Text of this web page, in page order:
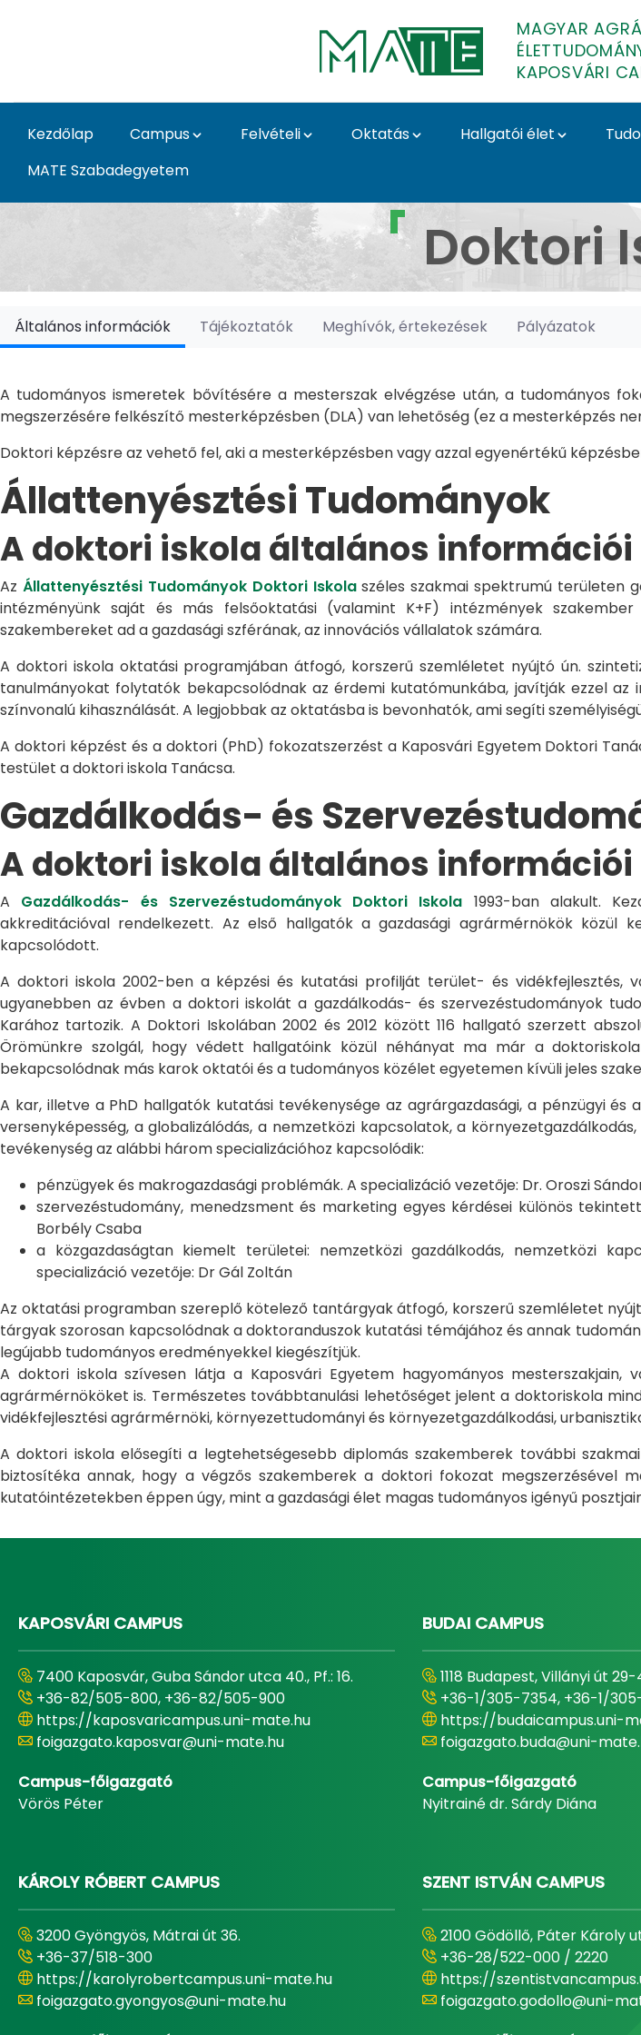
MAGYAR
KAPOSVÁRI
Kezdőlap Campus Felvételi Oktatás Hallgatói élet
MATE Szabadegyetem
Doktori Iskolák - KaposváriDoktori
Általános információk Tájékoztatók Meghívók, értekezések Pályázatok
A tudományos ismeretek bővítésére a mesterszak elvégzése után, a tudományos
megszerzésére felkészítő mesterképzésben (DLA) van lehetőség (ez a mesterképzés
Doktori képzésre az vehető fel, aki a mesterképzésben vagy azzal egyenértékű
Állattenyésztési Tudományok
A doktori iskola általános információi
Az Állattenyésztési Tudományok Doktori Iskolaszéles szakmai spektrumú területen
intézményünk saját és más felsőoktatási (valamint K+F) intézmények
szakembereket ad a gazdasági szférának, az innovációs vállalatok számára.
A doktori iskola oktatási programjában átfogó, korszerű szemléletet nyújtó ún.
tanulmányokat folytatók bekapcsolódnak az érdemi kutatómunkába, javítják ezzel
színvonalú kihasználását. A legjobbak az oktatásba is bevonhatók, ami segíti
A doktori képzést és a doktori (PhD) fokozatszerzést a Kaposvári Egyetem Doktori
testület a doktori iskola Tanácsa.
Gazdálkodás- és
A doktori iskola általános információi
A Gazdálkodás- és Szervezéstudományok Doktori Iskola 1993-ban alakult.
akkreditációval rendelkezett. Az első hallgatók a gazdasági agrármérnökök közül
kapcsolódott.
A doktori iskola 2002-ben a képzési és kutatási profilját terület- és vidékfejlesztés,
ugyanebben az évben a doktori iskolát a gazdálkodás- és szervezéstudományok
Karához tartozik. A Doktori Iskolában 2002 és 2012 között 116 hallgató szerzett
Örömünkre szolgál, hogy védett hallgatóink közül néhányat ma már a
bekapcsolódnak más karok oktatói és a tudományos közélet egyetemen kívüli jeles
A kar, illetve a PhD hallgatók kutatási tevékenysége az agrárgazdasági, a pénzügyi
versenyképesség, a globalizálódás, a nemzetközi kapcsolatok, a
tevékenység az alábbi három specializációhoz kapcsolódik:
pénzügyek és makrogazdasági problémák. A specializáció vezetője: Dr. Oroszi
szervezéstudomány, menedzsment és marketing egyes kérdései különös
Borbély Csaba
a közgazdaságtan kiemelt területei: nemzetközi gazdálkodás, nemzetközi
specializáció vezetője: Dr Gál Zoltán
Az oktatási programban szereplő kötelező tantárgyak átfogó, korszerű szemléletet
tárgyak szorosan kapcsolódnak a doktoranduszok kutatási témájához és annak
legújabb tudományos eredményekkel kiegészítjük.
A doktori iskola szívesen látja a Kaposvári Egyetem hagyományos
agrármérnököket is. Természetes továbbtanulási lehetőséget jelent a doktoriskola
vidékfejlesztési agrármérnöki, környezettudományi és környezetgazdálkodási,
A doktori iskola elősegíti a legtehetségesebb diplomás szakemberek további
biztosítéka annak, hogy a végzős szakemberek a doktori fokozat megszerzésével
kutatóintézetekben éppen úgy, mint a gazdasági élet magas tudományos igényű
KAPOSVÁRI CAMPUS
7400 Kaposvár, Guba Sándor utca 40., Pf.: 16.
+36-82/505-800, +36-82/505-900
https://kaposvaricampus.uni-mate.hu
foigazgato.kaposvar@uni-mate.hu
Campus-főigazgató
Vörös Péter
BUDAI CAMPUS
1118 Budapest, Villányi út 29-
+36-1/305-7354, +36-1/
https://budaicampus.uni-
foigazgato.buda@uni-
Campus-főigazgató
Nyitrainé dr. Sárdy Diána
KÁROLY RÓBERT CAMPUS
3200 Gyöngyös, Mátrai út 36.
+36-37/518-300
https://karolyrobertcampus.uni-mate.hu
foigazgato.gyongyos@uni-mate.hu
SZENT ISTVÁN CAMPUS
2100 Gödöllő, Páter Károly
+36-28/522-000 / 2220
https://
foigazgato.godollo@uni-